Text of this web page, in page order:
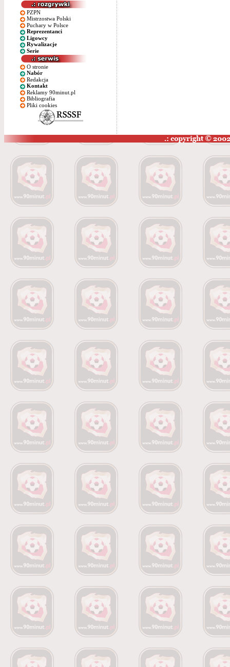
PZPN
Mistrzostwa Polski
Puchary w Polsce
Reprezentanci
Ligowcy
Rywalizacje
Serie
O stronie
Nabór
Redakcja
Kontakt
Reklamy 90minut.pl
Bibliografia
Pliki cookies